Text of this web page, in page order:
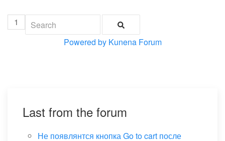
1
Powered by Kunena Forum
Last from the forum
Не появлянтся кнопка Go to cart после